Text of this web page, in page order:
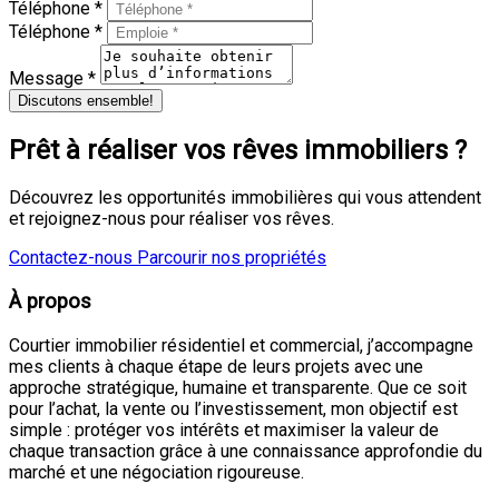
Téléphone *
Téléphone *
Message *
Discutons ensemble!
Prêt à réaliser vos rêves immobiliers ?
Découvrez les opportunités immobilières qui vous attendent
et rejoignez-nous pour réaliser vos rêves.
Contactez-nous Parcourir nos propriétés
À propos
Courtier immobilier résidentiel et commercial, j’accompagne
mes clients à chaque étape de leurs projets avec une
approche stratégique, humaine et transparente. Que ce soit
pour l’achat, la vente ou l’investissement, mon objectif est
simple : protéger vos intérêts et maximiser la valeur de
chaque transaction grâce à une connaissance approfondie du
marché et une négociation rigoureuse.